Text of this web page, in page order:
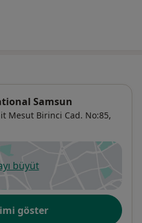
Samsun
Mesut Birinci Cad. No:85,
büyüt
yeni bir sekmede açılır
göster